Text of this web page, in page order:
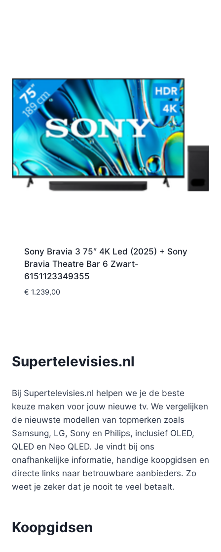
Sony Bravia 3 75″ 4K Led (2025) + Sony
Bravia Theatre Bar 6 Zwart-
6151123349355
€ 1.239,00
Supertelevisies.nl
Bij Supertelevisies.nl helpen we je de beste
keuze maken voor jouw nieuwe tv. We vergelijken
de nieuwste modellen van topmerken zoals
Samsung, LG, Sony en Philips, inclusief OLED,
QLED en Neo QLED. Je vindt bij ons
onafhankelijke informatie, handige koopgidsen en
directe links naar betrouwbare aanbieders. Zo
weet je zeker dat je nooit te veel betaalt.
Koopgidsen